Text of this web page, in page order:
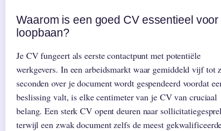
Waarom is een goed CV essentieel voor
loopbaan?
Je CV fungeert als eerste contactpunt met potentiële
werkgevers. In een arbeidsmarkt waar gemiddeld vijf tot
seconden over je document wordt gespendeerd voordat
beslissing valt, is elke centimeter van je CV van cruciaal
belang. Een sterk CV opent deuren naar
terwijl een zwak document zelfs de meest